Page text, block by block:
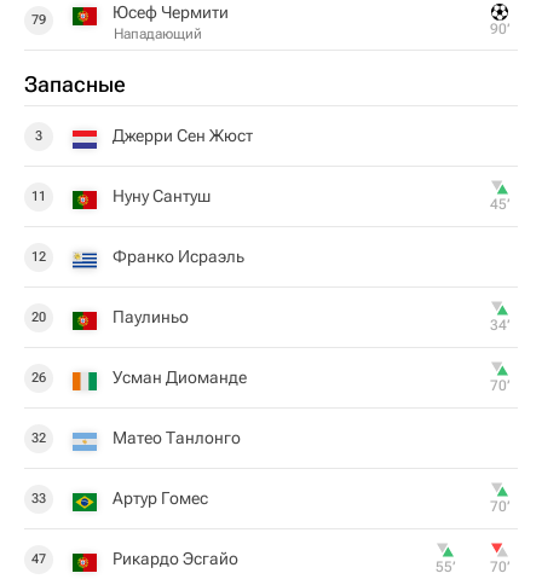
79 Юсеф Чермити
Нападающий 90‎’‎
Запасные
3 Джерри Сен Жюст
11 Нуну Сантуш 45‎’‎
12 Франко Исраэль
20 Паулиньо 34‎’‎
26 Усман Диоманде 70‎’‎
32 Матео Танлонго
33 Артур Гомес 70‎’‎
47 Рикардо Эсгайо 55‎’‎ 70‎’‎